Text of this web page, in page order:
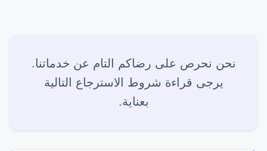
نحن نحرص على رضاكم التام عن خدماتنا.
يرجى قراءة شروط الاسترجاع التالية
بعناية.